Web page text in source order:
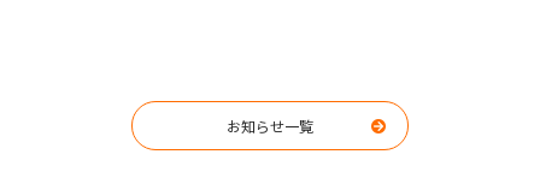
お知らせ一覧